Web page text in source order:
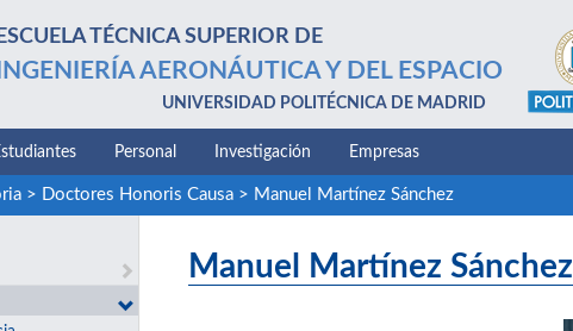
ESCUELA TÉCNICA SUPERIOR DE
INGENIERÍA AERONÁUTICA Y DEL ESPACIO
UNIVERSIDAD POLITÉCNICA DE MADRID
Personal Investigación Empresas
> Doctores Honoris Causa> Manuel Martínez Sánchez
Manuel Martínez Sánchez